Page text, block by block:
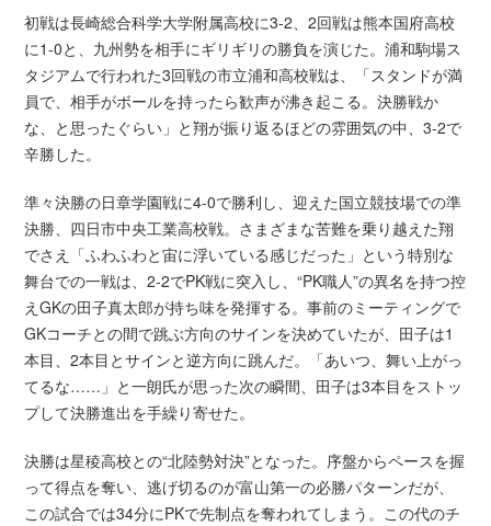
初戦は長崎総合科学大学附属高校に3-2、2回戦は熊本国府高校
に1-0と、九州勢を相手にギリギリの勝負を演じた。浦和駒場ス
タジアムで行われた3回戦の市立浦和高校戦は、「スタンドが満
員で、相手がボールを持ったら歓声が沸き起こる。決勝戦か
な、と思ったぐらい」と翔が振り返るほどの雰囲気の中、3-2で
辛勝した。
準々決勝の日章学園戦に4-0で勝利し、迎えた国立競技場での準
決勝、四日市中央工業高校戦。さまざまな苦難を乗り越えた翔
でさえ「ふわふわと宙に浮いている感じだった」という特別な
舞台での一戦は、2-2でPK戦に突入し、“PK職人”の異名を持つ控
えGKの田子真太郎が持ち味を発揮する。事前のミーティングで
GKコーチとの間で跳ぶ方向のサインを決めていたが、田子は1
本目、2本目とサインと逆方向に跳んだ。「あいつ、舞い上がっ
てるな……」と一朗氏が思った次の瞬間、田子は3本目をストッ
プして決勝進出を手繰り寄せた。
決勝は星稜高校との“北陸勢対決”となった。序盤からペースを握
って得点を奪い、逃げ切るのが富山第一の必勝パターンだが、
この試合では34分にPKで先制点を奪われてしまう。この代のチ